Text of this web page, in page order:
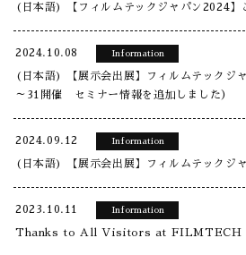
(日本語) 【フィルムテックジャパン2024】
2024.10.08 Information
(日本語) 【展示会出展】フィルムテックジ
～31開催 セミナー情報を追加しました）
2024.09.12 Information
(日本語) 【展示会出展】フィルムテックジ
2023.10.11 Information
Thanks to All Visitors at FILMTECH